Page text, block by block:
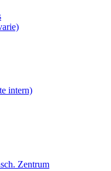
intern)
Zentrum